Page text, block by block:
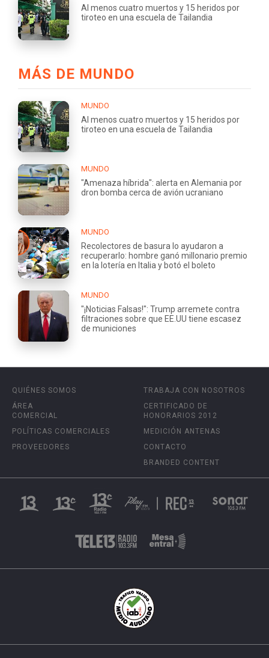
Al menos cuatro muertos y 15 heridos por
tiroteo en una escuela de Tailandia
MÁS DE MUNDO
MUNDO
Al menos cuatro muertos y 15 heridos por
tiroteo en una escuela de Tailandia
MUNDO
"Amenaza híbrida": alerta en Alemania por
dron bomba cerca de avión ucraniano
MUNDO
Recolectores de basura lo ayudaron a
recuperarlo: hombre ganó millonario premio
en la lotería en Italia y botó el boleto
MUNDO
"¡Noticias Falsas!": Trump arremete contra
filtraciones sobre que EE.UU tiene escasez
de municiones
QUIÉNES SOMOS
ÁREA
COMERCIAL
POLÍTICAS COMERCIALES
PROVEEDORES
TRABAJA CON NOSOTROS
CERTIFICADO DE
HONORARIOS 2012
MEDICIÓN ANTENAS
CONTACTO
BRANDED CONTENT